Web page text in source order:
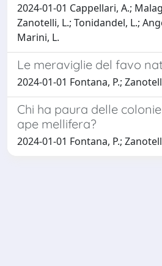
2024-01-01 Cappellari, A.;
Zanotelli, L.; Tonidandel, L.;
Marini, L.
Le meraviglie del favo
2024-01-01 Fontana, P.;
Chi ha paura delle
ape mellifera?
2024-01-01 Fontana, P.;